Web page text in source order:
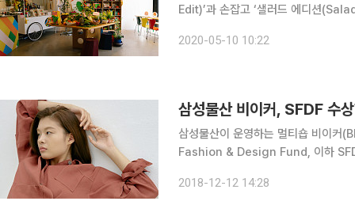
Edit)’과 손잡고 ‘샐러드 에디션
진행하고 있는데 이번 시즌에는 다양
2020-05-10 10:22
삼성물산 비이커, SFDF 수
삼성물산이 운영하는 멀티숍 비이커
Fashion & Design Fund, 이하
해 브랜드 고유의 입체감을 살린 트렌
2018-12-12 14:28